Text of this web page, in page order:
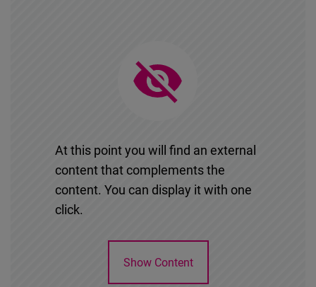
At this point you will find an external
content that complements the
content. You can display it with one
click.
Show Content
Embed
D.Vinci
Embed